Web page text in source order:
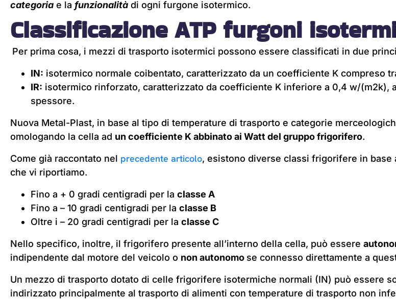
categoria e la funzionalità di ogni furgone isotermico.
Classificazione ATP furgoni
Per prima cosa, i mezzi di trasporto isotermici possono essere classificati in due
IN: isotermico normale coibentato, caratterizzato da un coefficiente K compreso
IR: isotermico rinforzato, caratterizzato da coefficiente K inferiore a 0,4 w/(m2k),
spessore.
Nuova Metal-Plast, in base al tipo di temperature di trasporto e categorie
omologando la cella ad un coefficiente K abbinato ai Watt del gruppo frigorifero.
Come già raccontato nel precedente articolo, esistono diverse classi frigorifere in
che vi riportiamo.
Fino a + 0 gradi centigradi per la classe A
Fino a – 10 gradi centigradi per la classe B
Oltre i – 20 gradi centigradi per la classe C
Nello specifico, inoltre, il frigorifero presente all’interno della cella, può essere
indipendente dal motore del veicolo o non autonomo se connesso direttamente a
Un mezzo di trasporto dotato di celle frigorifere isotermiche normali (IN) può essere
indirizzato principalmente al trasporto di alimenti con temperature di trasporto non